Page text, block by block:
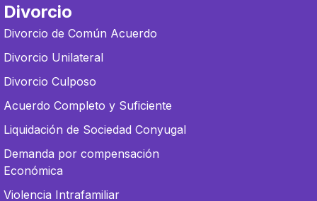
Divorcio
Divorcio de Común Acuerdo
Divorcio Unilateral
Divorcio Culposo
Acuerdo Completo y Suficiente
Liquidación de Sociedad Conyugal
Demanda por compensación
Económica
Violencia Intrafamiliar